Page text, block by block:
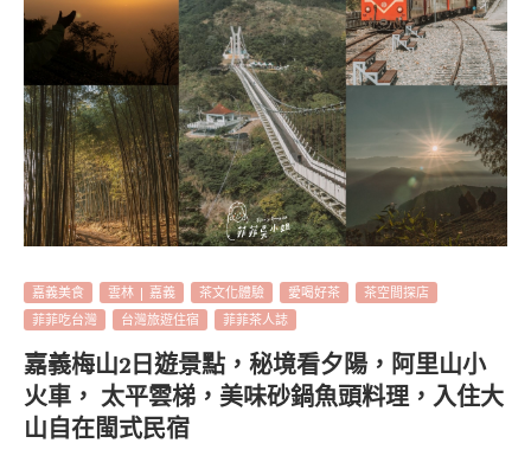
嘉義美食 雲林 | 嘉義 茶文化體驗 愛喝好茶
茶空間探店
菲菲吃台灣
台灣旅遊住宿 菲菲茶人誌
嘉義梅山2日遊景點，秘境看夕陽，阿里山小
火車， 太平雲梯，美味砂鍋魚頭料理，入住大
山自在閩式民宿